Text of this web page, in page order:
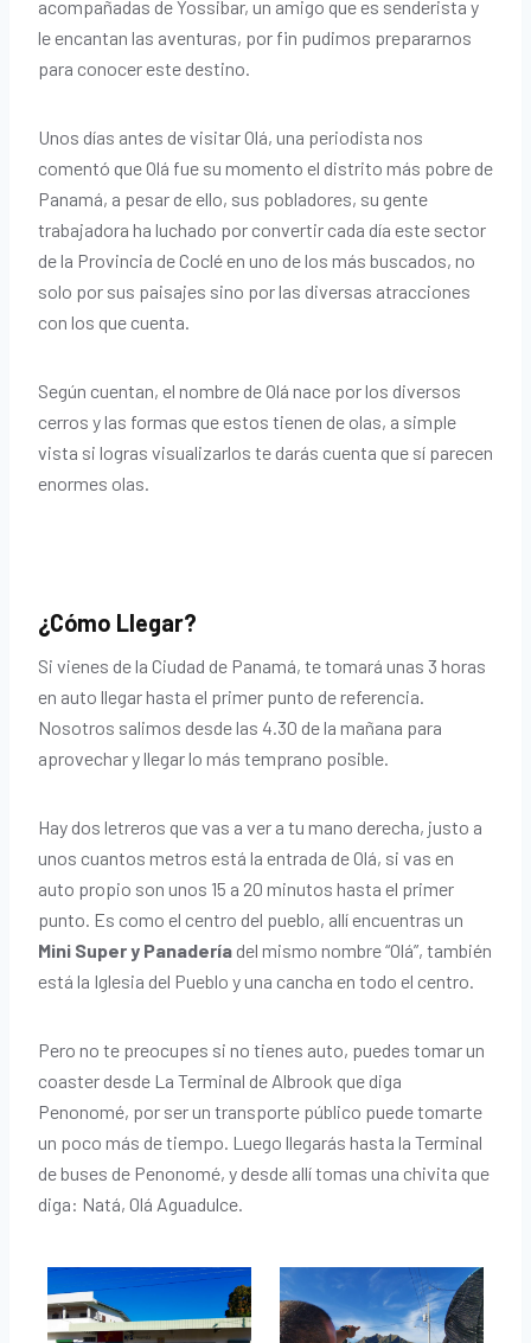
acompañadas de Yossibar, un amigo que es senderista y
le encantan las aventuras, por fin pudimos prepararnos
para conocer este destino.
Unos días antes de visitar Olá, una periodista nos
comentó que Olá fue su momento el distrito más pobre de
Panamá, a pesar de ello, sus pobladores, su gente
trabajadora ha luchado por convertir cada día este sector
de la Provincia de Coclé en uno de los más buscados, no
solo por sus paisajes sino por las diversas atracciones
con los que cuenta.
Según cuentan, el nombre de Olá nace por los diversos
cerros y las formas que estos tienen de olas, a simple
vista si logras visualizarlos te darás cuenta que sí parecen
enormes olas.
¿Cómo Llegar?
Si vienes de la Ciudad de Panamá, te tomará unas 3 horas
en auto llegar hasta el primer punto de referencia.
Nosotros salimos desde las 4.30 de la mañana para
aprovechar y llegar lo más temprano posible.
Hay dos letreros que vas a ver a tu mano derecha, justo a
unos cuantos metros está la entrada de Olá, si vas en
auto propio son unos 15 a 20 minutos hasta el primer
punto. Es como el centro del pueblo, allí encuentras un
Mini Super y Panadería del mismo nombre “Olá”, también
está la Iglesia del Pueblo y una cancha en todo el centro.
Pero no te preocupes si no tienes auto, puedes tomar un
coaster desde La Terminal de Albrook que diga
Penonomé, por ser un transporte público puede tomarte
un poco más de tiempo. Luego llegarás hasta la Terminal
de buses de Penonomé, y desde allí tomas una chivita que
diga: Natá, Olá Aguadulce.